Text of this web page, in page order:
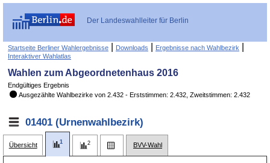
Der Landeswahlleiter für Berlin
Startseite Berliner Wahlergebnisse Downloads Ergebnisse nach Wahlbezirk
Interaktiver Wahlatlas
Wahlen zum Abgeordnetenhaus 2016
Endgültiges Ergebnis
Aus­ge­zähl­te Wahl­be­zir­ke von 2.432 - Erst­stim­men: 2.432, Zweit­stim­men: 2.432
01401 (Urnenwahlbezirk)
Übersicht BVV-Wahl